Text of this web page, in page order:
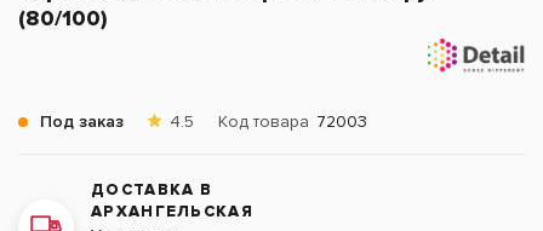
(80/100)
Под заказ 4.5 Код товара 72003
ДОСТАВКА В
АРХАНГЕЛЬСКАЯ